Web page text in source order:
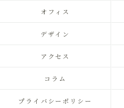
オフィス
デザイン
アクセス
コラム
プライバシーポリシー